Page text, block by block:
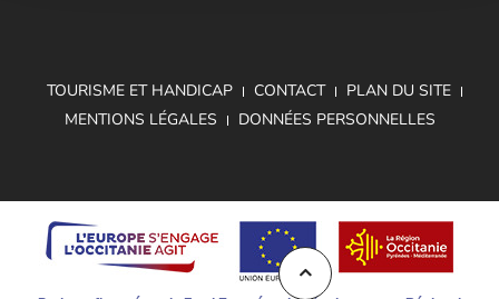
TOURISME ET HANDICAP CONTACT
PLAN DU SITE
MENTIONS LÉGALES
DONNÉES PERSONNELLES